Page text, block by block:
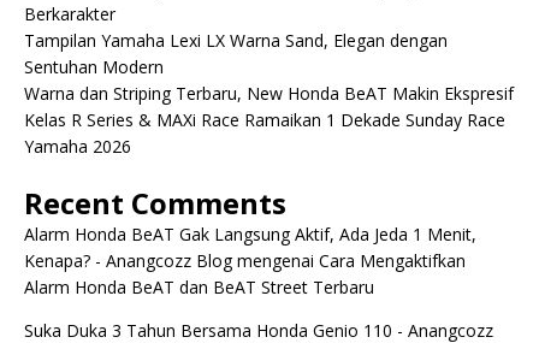
Berkarakter
Tampilan Yamaha Lexi LX Warna Sand, Elegan dengan
Sentuhan Modern
Warna dan Striping Terbaru, New Honda BeAT Makin Ekspresif
Kelas R Series & MAXi Race Ramaikan 1 Dekade Sunday Race
Yamaha 2026
Recent Comments
Alarm Honda BeAT Gak Langsung Aktif, Ada Jeda 1 Menit,
Kenapa? - Anangcozz Blogmengenai Cara Mengaktifkan
Alarm Honda BeAT dan BeAT Street Terbaru
Suka Duka 3 Tahun Bersama Honda Genio 110 - Anangcozz